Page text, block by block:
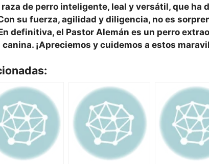
de perro inteligente, leal y versátil, que ha
su fuerza, agilidad y diligencia, no es
definitiva, el Pastor Alemán es un perro
¡Apreciemos y cuidemos a estos